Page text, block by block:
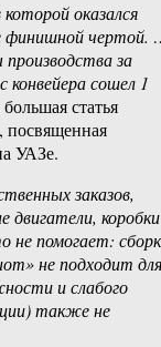
оказался
финишной чертой.
за
конвейера сошел 1
статья
посвященная
УАЗе.
заказов,
двигатели, коробки
не помогает:
не подходит для
и слабого
также не